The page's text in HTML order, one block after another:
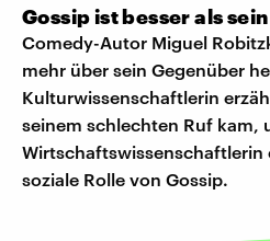
Gossip ist besser als
Comedy-Autor Miguel
mehr über sein Gegenüber
Kulturwissenschaftlerin
seinem schlechten Ruf kam,
Wirtschaftswissenschaftlerin
soziale Rolle von Gossip.